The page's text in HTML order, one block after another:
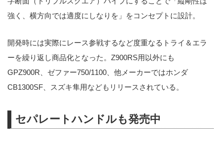
強く、横方向では適度にしなりを」をコンセプトに設計。
開発時には実際にレース参戦するなど度重なるトライ＆エラ
ーを繰り返し商品化となった。Z900RS用以外にも
GPZ900R、ゼファー750/1100、他メーカーではホンダ
CB1300SF、スズキ隼用などもリリースされている。
セパレートハンドルも発売中